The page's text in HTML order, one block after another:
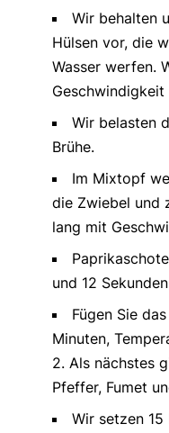
Wir behalten
Hülsen vor, die
Wasser werfen.
Geschwindigkeit
Wir belasten
Brühe.
Im Mixtopf
die Zwiebel und
lang mit
und 12
Fügen Sie
Minuten,
2. Als nächstes
Pfeffer, Fumet
Wir setzen